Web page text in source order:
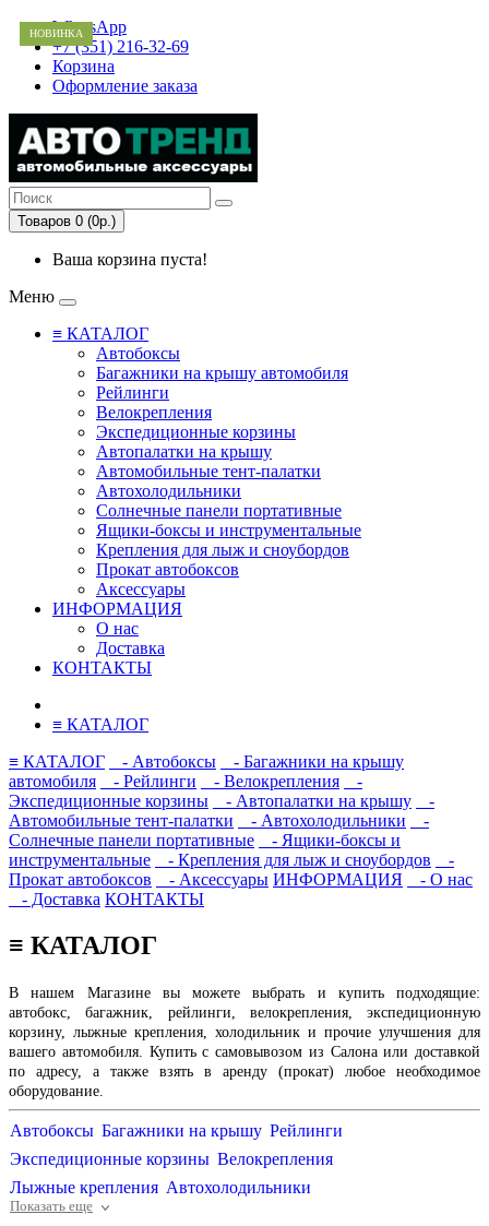
WhatsApp
+7 (351) 216-32-69
Корзина
Оформление заказа
Товаров 0 (0р.)
Ваша корзина пуста!
Меню
≡ КАТАЛОГ
Автобоксы
Багажники на крышу автомобиля
Рейлинги
Велокрепления
Экспедиционные корзины
Автопалатки на крышу
Автомобильные тент-палатки
Автохолодильники
Солнечные панели портативные
Ящики-боксы и инструментальные
Крепления для лыж и сноубордов
Прокат автобоксов
Аксессуары
ИНФОРМАЦИЯ
О нас
Доставка
КОНТАКТЫ
≡ КАТАЛОГ
≡ КАТАЛОГ
- Автобоксы
- Багажники на крышу
автомобиля
- Рейлинги - Велокрепления
-
Экспедиционные корзины
- Автопалатки на крышу
-
Автомобильные тент-палатки
- Автохолодильники
-
Солнечные панели портативные
- Ящики-боксы и
инструментальные
- Крепления для лыж и сноубордов
-
Прокат автобоксов
- Аксессуары ИНФОРМАЦИЯ
- О нас
- Доставка КОНТАКТЫ
≡ КАТАЛОГ
В нашем Магазине вы можете выбрать и купить подходящие:
автобокс, багажник, рейлинги, велокрепления, экспедиционную
корзину, лыжные крепления, холодильник и прочие улучшения для
вашего автомобиля. Купить с самовывозом из Салона или доставкой
по адресу, а также взять в аренду (прокат) любое необходимое
оборудование.
Автобоксы Багажники на крышу Рейлинги
Экспедиционные корзины Велокрепления
Лыжные крепления Автохолодильники
Ящики-боксы и инструментальные
Показать еще
НОВИНКА